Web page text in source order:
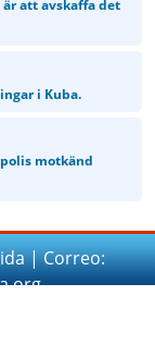
är att avskaffa det
i Kuba.
motkänd
| Correo: